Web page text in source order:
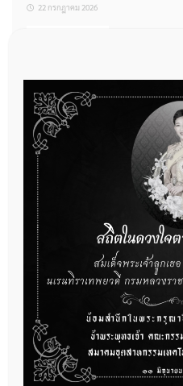
22 กรกฎาคม 2026
ผู้ประกอบการผลิต และ นักวิจัย ที่ต้
ต้องทำอย่างไรบ้าง
22 กรกฎาคม 2026
กองควบคุมเครื่องมือแพทย์ เปิดรับ
กฎหมาย จำนวน 3 ฉบับ ผ่านระบบ
22 กรกฎาคม 2026
การโฆษณาเครื่องมือแพทย์แบบใด
14 กรกฎาคม 2026